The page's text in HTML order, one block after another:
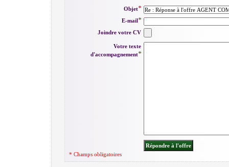
Objet
E-mail
Joindre votre CV
Votre texte
d'accompagnement
* Champs obligatoires